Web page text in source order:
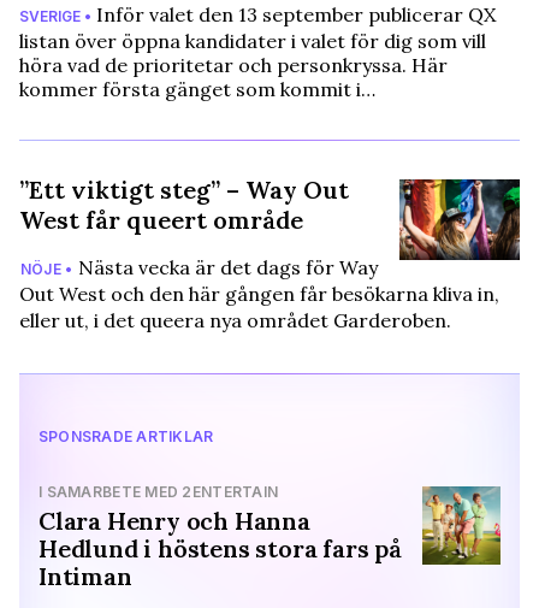
SVERIGE • Inför valet den 13 september publicerar QX
listan över öppna kandidater i valet för dig som vill
höra vad de prioritetar och personkryssa. Här
kommer första gänget som kommit i…
”Ett viktigt steg” – Way Out
West får queert område
NÖJE • Nästa vecka är det dags för Way
Out West och den här gången får besökarna kliva in,
eller ut, i det queera nya området Garderoben.
SPONSRADE ARTIKLAR
I SAMARBETE MED 2ENTERTAIN
Clara Henry och Hanna
Hedlund i höstens stora fars på
Intiman